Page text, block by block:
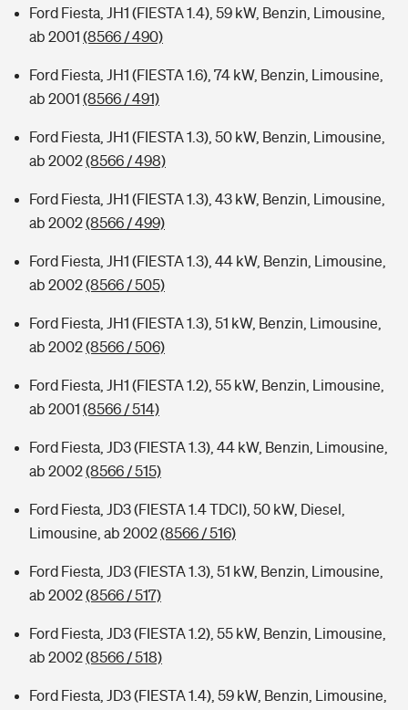
Ford Fiesta, JH1 (FIESTA 1.4), 59 kW, Benzin, Limousine,
ab 2001 (8566 / 490)
Ford Fiesta, JH1 (FIESTA 1.6), 74 kW, Benzin, Limousine,
ab 2001 (8566 / 491)
Ford Fiesta, JH1 (FIESTA 1.3), 50 kW, Benzin, Limousine,
ab 2002(8566 / 498)
Ford Fiesta, JH1 (FIESTA 1.3), 43 kW, Benzin, Limousine,
ab 2002(8566 / 499)
Ford Fiesta, JH1 (FIESTA 1.3), 44 kW, Benzin, Limousine,
ab 2002(8566 / 505)
Ford Fiesta, JH1 (FIESTA 1.3), 51 kW, Benzin, Limousine,
ab 2002(8566 / 506)
Ford Fiesta, JH1 (FIESTA 1.2), 55 kW, Benzin, Limousine,
ab 2001 (8566 / 514)
Ford Fiesta, JD3 (FIESTA 1.3), 44 kW, Benzin, Limousine,
ab 2002(8566 / 515)
Ford Fiesta, JD3 (FIESTA 1.4 TDCI), 50 kW, Diesel,
Limousine, ab 2002(8566 / 516)
Ford Fiesta, JD3 (FIESTA 1.3), 51 kW, Benzin, Limousine,
ab 2002(8566 / 517)
Ford Fiesta, JD3 (FIESTA 1.2), 55 kW, Benzin, Limousine,
ab 2002(8566 / 518)
Ford Fiesta, JD3 (FIESTA 1.4), 59 kW, Benzin, Limousine,